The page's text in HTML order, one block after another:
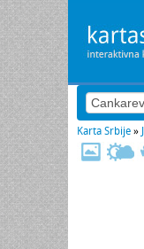
Karta Srbije »